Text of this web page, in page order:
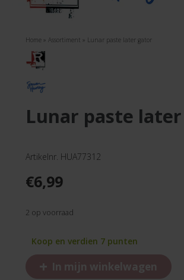
Home » Assortiment » Lunar paste later gator
lunar paste
Artikelnr. HUA77312
€6,99
2 op voorraad
Koop en verdien 7 punten
+ In mijn winkelwagen